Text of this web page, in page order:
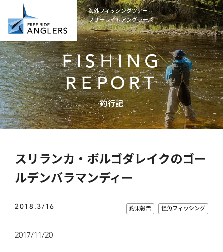
海外フィッシングツアー
フリーライドアングラーズ
FISHING
REPORT
釣行記
スリランカ・ボルゴダレイクのゴー
ルデンバラマンディー
2018.3/16 釣果報告 怪魚フィッシング
2017/11/20